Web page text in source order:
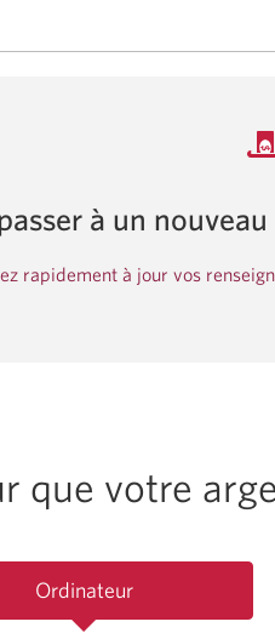
à un
rapidement à jour vos
que votre
Ordinateur